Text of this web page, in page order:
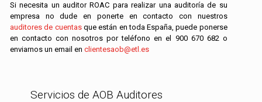
Si necesita un auditor ROAC para realizar una auditoría de su
empresa no dude en ponerte en contacto con nuestros
auditores de cuentasque están en toda España, puede ponerse
en contacto con nosotros por teléfono en el 900 670 682o
enviarnos un email en clientesaob@etl.es
Servicios de AOB Auditores